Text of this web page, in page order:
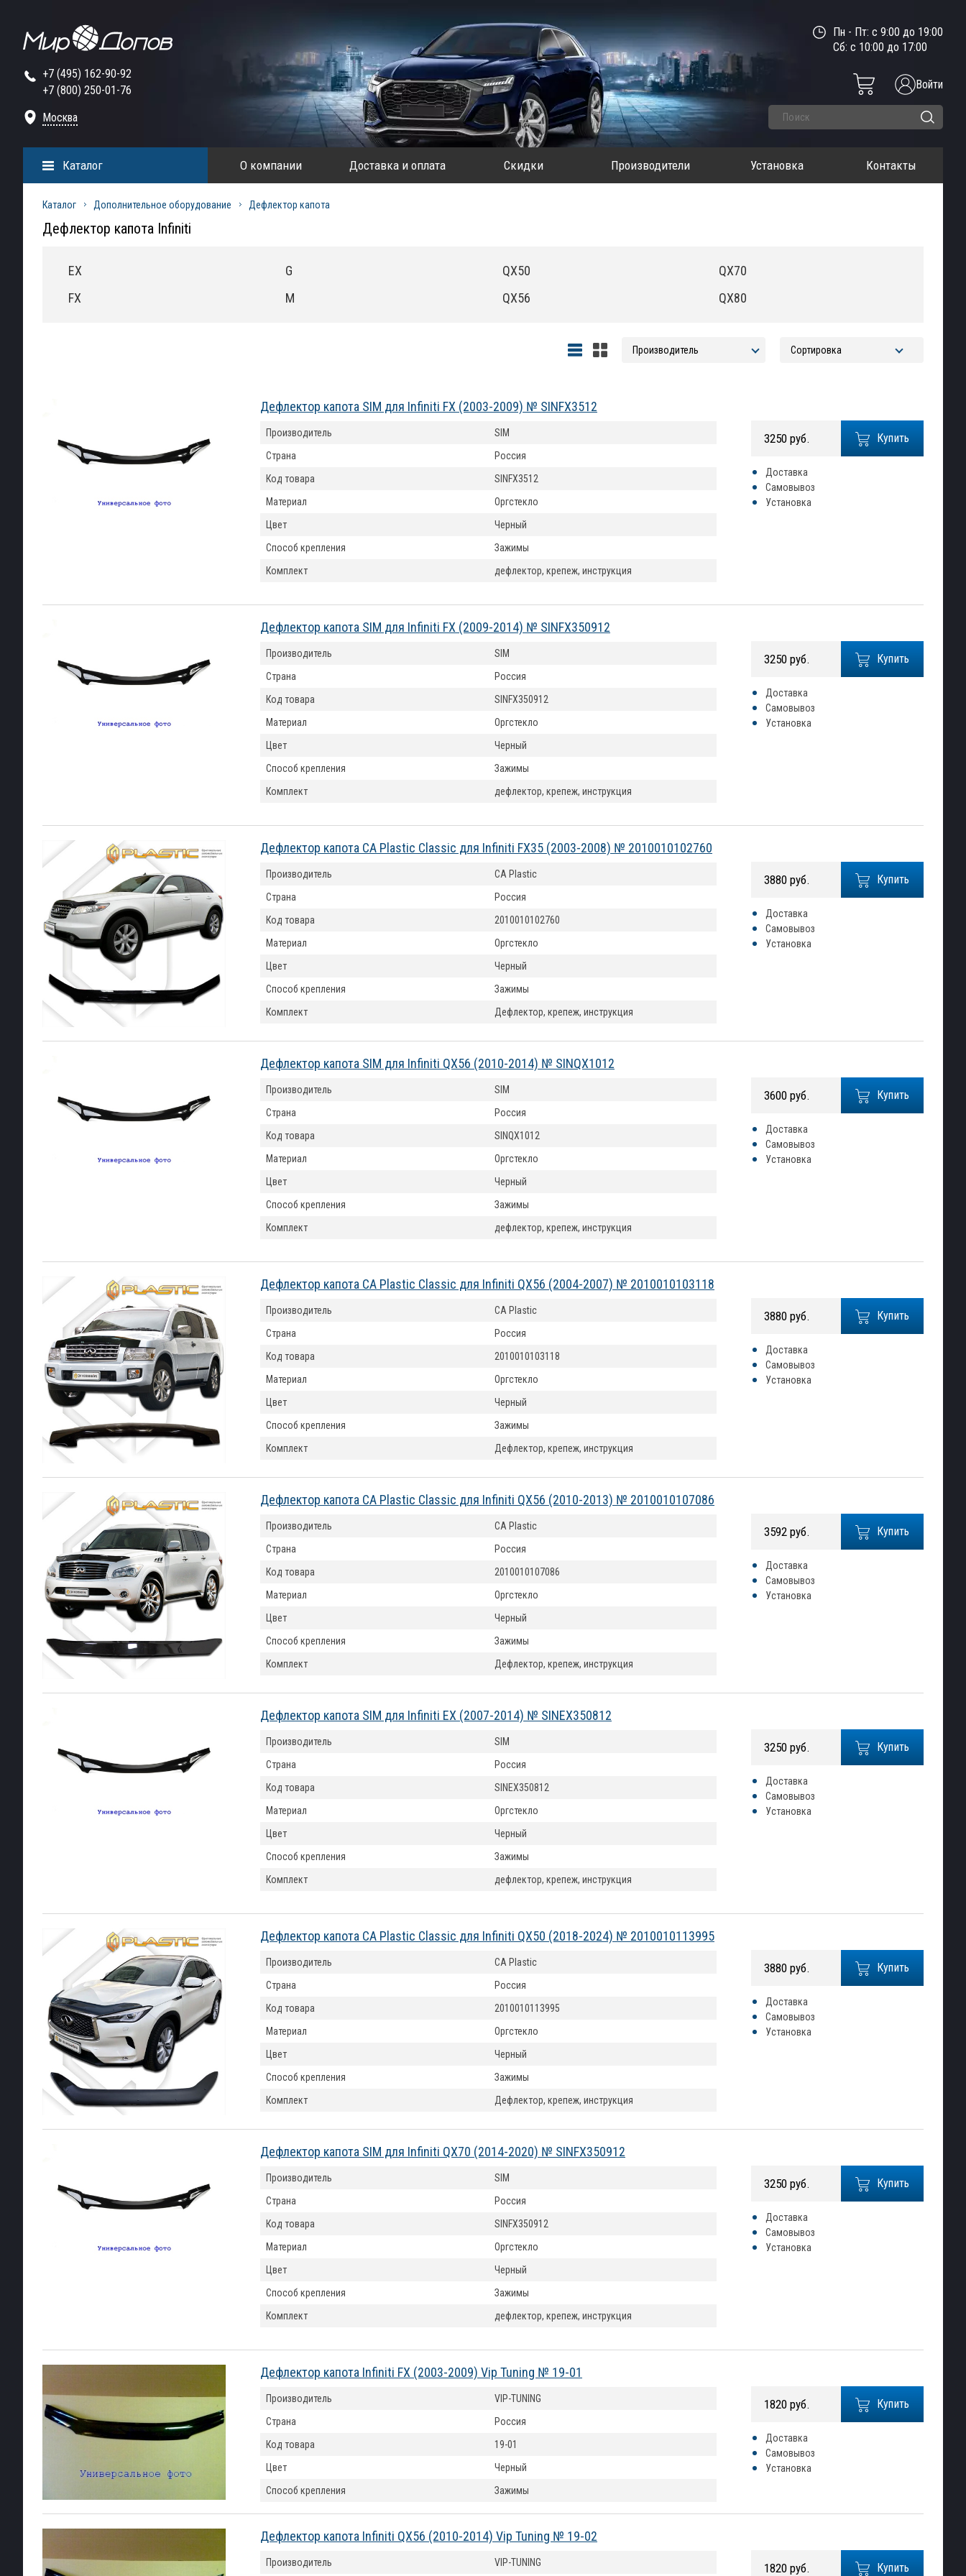
+7 (495) 162-90-92
+7 (800) 250-01-76
Москва
Пн - Пт: с 9:00 до 19:00
Сб: с 10:00 до 17:00
Войти
О компании Доставка и оплата Скидки Производители Установка Контакты
Каталог
Каталог Дополнительное оборудование Дефлектор капота
Дефлектор капота Infiniti
EX
FX
G
M
QX50
QX56
QX70
QX80
Дефлектор капота SIM для Infiniti FX (2003-2009) № SINFX3512
Купить
3250 руб.
Доставка
Самовывоз
Установка
Производитель
SIM
Страна
Россия
Код товара
SINFX3512
Материал
Оргстекло
Цвет
Черный
Способ крепления
Зажимы
Комплект
дефлектор, крепеж, инструкция
Дефлектор капота SIM для Infiniti FX (2009-2014) № SINFX350912
Купить
3250 руб.
Доставка
Самовывоз
Установка
Производитель
SIM
Страна
Россия
Код товара
SINFX350912
Материал
Оргстекло
Цвет
Черный
Способ крепления
Зажимы
Комплект
дефлектор, крепеж, инструкция
Дефлектор капота CA Plastic Classic для Infiniti FX35 (2003-2008) № 2010010102760
Купить
3880 руб.
Доставка
Самовывоз
Установка
Производитель
CA Plastic
Страна
Россия
Код товара
2010010102760
Материал
Оргстекло
Цвет
Черный
Способ крепления
Зажимы
Комплект
Дефлектор, крепеж, инструкция
Дефлектор капота SIM для Infiniti QX56 (2010-2014) № SINQX1012
Купить
3600 руб.
Доставка
Самовывоз
Установка
Производитель
SIM
Страна
Россия
Код товара
SINQX1012
Материал
Оргстекло
Цвет
Черный
Способ крепления
Зажимы
Комплект
дефлектор, крепеж, инструкция
Дефлектор капота CA Plastic Classic для Infiniti QX56 (2004-2007) № 2010010103118
Купить
3880 руб.
Доставка
Самовывоз
Установка
Производитель
CA Plastic
Страна
Россия
Код товара
2010010103118
Материал
Оргстекло
Цвет
Черный
Способ крепления
Зажимы
Комплект
Дефлектор, крепеж, инструкция
Дефлектор капота CA Plastic Classic для Infiniti QX56 (2010-2013) № 2010010107086
Купить
3592 руб.
Доставка
Самовывоз
Установка
Производитель
CA Plastic
Страна
Россия
Код товара
2010010107086
Материал
Оргстекло
Цвет
Черный
Способ крепления
Зажимы
Комплект
Дефлектор, крепеж, инструкция
Дефлектор капота SIM для Infiniti EX (2007-2014) № SINEX350812
Купить
3250 руб.
Доставка
Самовывоз
Установка
Производитель
SIM
Страна
Россия
Код товара
SINEX350812
Материал
Оргстекло
Цвет
Черный
Способ крепления
Зажимы
Комплект
дефлектор, крепеж, инструкция
Дефлектор капота CA Plastic Classic для Infiniti QX50 (2018-2024) № 2010010113995
Купить
3880 руб.
Доставка
Самовывоз
Установка
Производитель
CA Plastic
Страна
Россия
Код товара
2010010113995
Материал
Оргстекло
Цвет
Черный
Способ крепления
Зажимы
Комплект
Дефлектор, крепеж, инструкция
Дефлектор капота SIM для Infiniti QX70 (2014-2020) № SINFX350912
Купить
3250 руб.
Доставка
Самовывоз
Установка
Производитель
SIM
Страна
Россия
Код товара
SINFX350912
Материал
Оргстекло
Цвет
Черный
Способ крепления
Зажимы
Комплект
дефлектор, крепеж, инструкция
Дефлектор капота Infiniti FX (2003-2009) Vip Tuning № 19-01
Купить
1820 руб.
Доставка
Самовывоз
Установка
Производитель
VIP-TUNING
Страна
Россия
Код товара
19-01
Цвет
Черный
Способ крепления
Зажимы
Дефлектор капота Infiniti QX56 (2010-2014) Vip Tuning № 19-02
Купить
1820 руб.
Производитель VIP-TUNING